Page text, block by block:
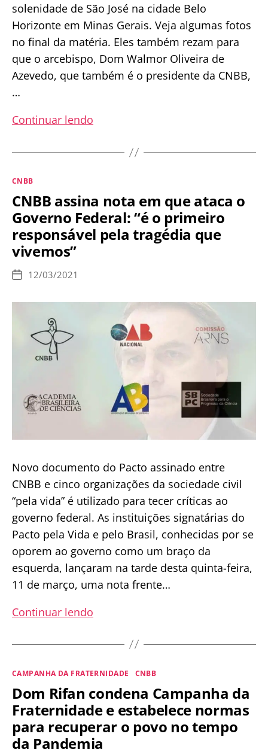
solenidade de São José na cidade Belo
Horizonte em Minas Gerais. Veja algumas fotos
no final da matéria. Eles também rezam para
que o arcebispo, Dom Walmor Oliveira de
Azevedo, que também é o presidente da CNBB,
…
Continuar lendo
São
fora
da
Igreja
Presidente
CNBB
Categorias
CNBB
CNBB assina nota em que ataca o
Governo Federal: “é o primeiro
responsável pela tragédia que
vivemos”
Data
publicação
12/03/2021
Novo documento do Pacto assinado entre
CNBB e cinco organizações da sociedade civil
“pela vida” é utilizado para tecer críticas ao
governo federal. As instituições signatárias do
Pacto pela Vida e pelo Brasil, conhecidas por se
oporem ao governo como um braço da
esquerda, lançaram na tarde desta quinta-feira,
11 de março, uma nota frente…
Continuar lendo
nota
que
ataca
o
Governo
Federal:
Categorias
CAMPANHA DA FRATERNIDADE CNBB
Dom Rifan condena Campanha da
Fraternidade e estabelece normas
para recuperar o povo no tempo
da Pandemia